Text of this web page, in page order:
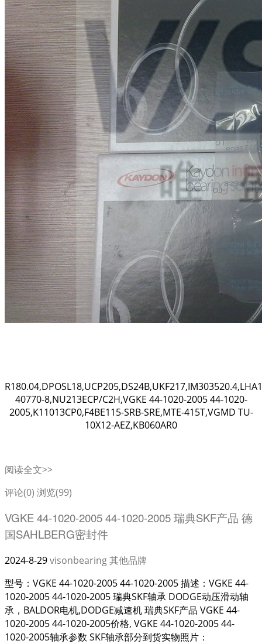
40770-8,NU213ECP/C2H,VGKE 44-1020-2005 44-1020-
2005,K11013CP0,F4BE115-SRB-SRE,MTE-415T,VGMD TU-
10X12-AEZ,KB060AR0
阅读全文>>
评论(0) 浏览(99)
VGKE 44-1020-2005 44-1020-2005 瑞典SKF产品 德
国SAHLBERG密封件
2024-8-29visonbearing其他品牌
型号：VGKE 44-1020-2005 44-1020-2005 描述：VGKE 44-
1020-2005 44-1020-2005 瑞典SKF轴承 DODGE动压滑动轴
承，BALDOR电机,DODGE减速机 瑞典SKF产品 VGKE 44-
1020-2005 44-1020-2005价格, VGKE 44-1020-2005 44-
1020-2005轴承参数 SKF轴承部分到货实物照片：